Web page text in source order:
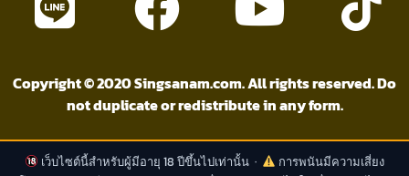
Copyright © 2020 Singsanam.com. All rights reserved. Do
not duplicate or redistribute in any form.
เว็บไซต์นี้สำหรับผู้มีอายุ 18 ปีขึ้นไปเท่านั้น ·
การพนันมีความเสี่ยง